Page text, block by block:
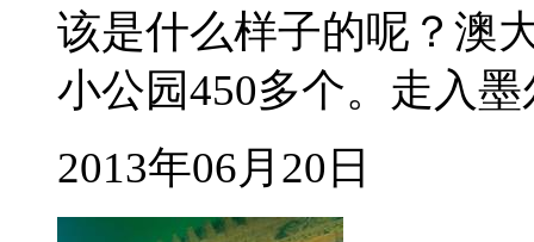
该是什么样子的呢？澳
小公园450多个。走入
2013年06月20日